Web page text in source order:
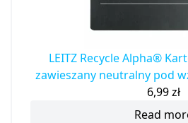
LEITZ Recycle Alpha®
zawieszany neutralny pod
6,99zł
Read